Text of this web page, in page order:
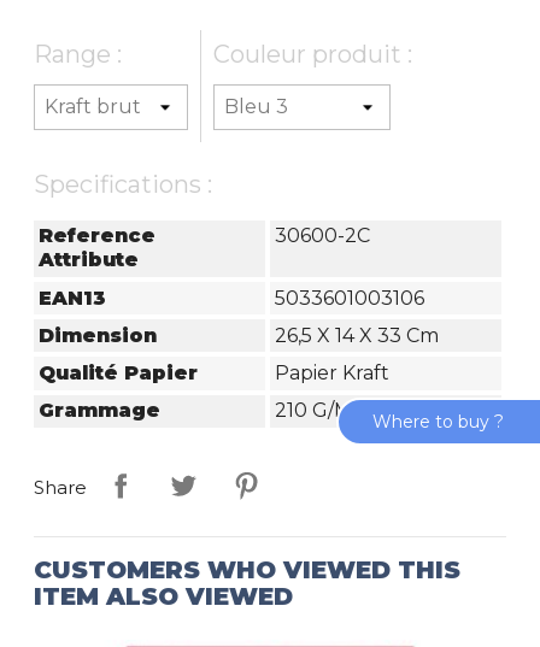
Range : Couleur produit :
Specifications :
Reference
Attribute
30600-2C
EAN13
5033601003106
Dimension
26,5 X 14 X 33 Cm
Qualité Papier
Papier Kraft
Grammage
210 G/m²
Share
CUSTOMERS WHO VIEWED THIS
ITEM ALSO VIEWED
Where to buy ?